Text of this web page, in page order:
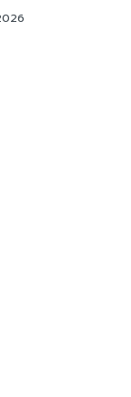
Dominasi Sektor